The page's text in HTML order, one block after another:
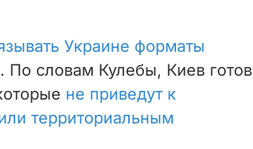
Украине форматы
По словам Кулебы, Киев готов
не приведут к
территориальным